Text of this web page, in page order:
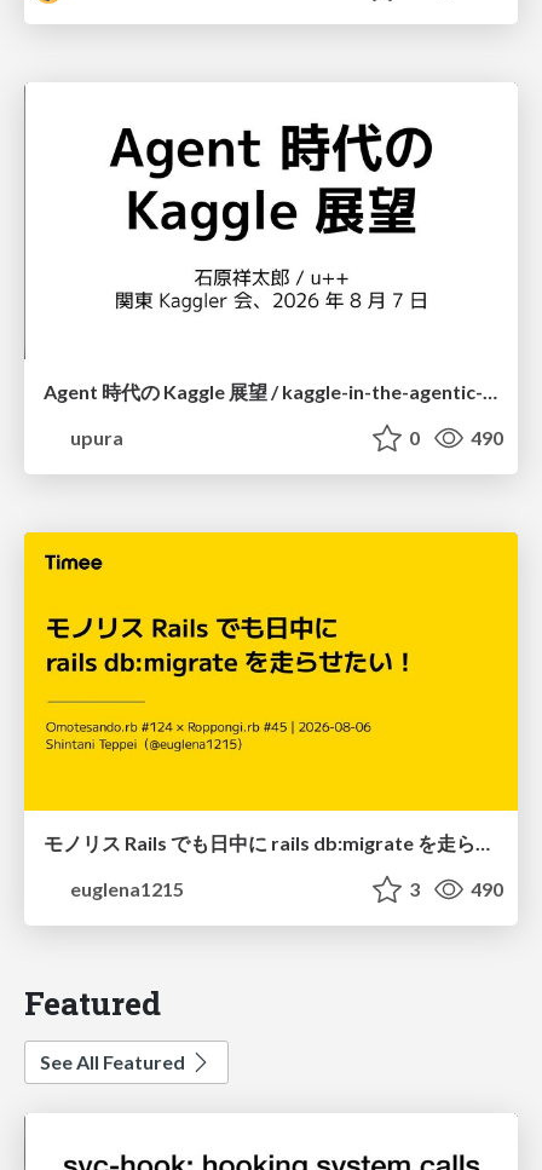
Agent 時代の Kaggle 展望 / kaggle-in-the-agentic-era
upura
0 490
euglena1215
3 490
Featured
See All Featured